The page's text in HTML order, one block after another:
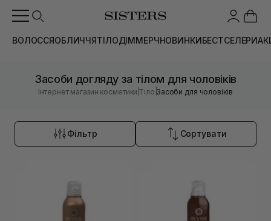
ВОЛОССЯОБЛИЧЧЯТІЛОДІММЕРЧНОВИНКИБЕСТСЕЛЕРИ
Засоби догляду за тілом для чоловіків
Інтернет магазин косметики |Тіло |Засоби для чоловіків
Фільтр Сортувати